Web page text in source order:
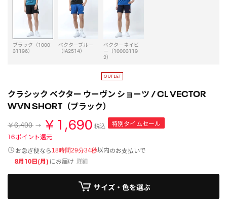
ブラック（1000
31196）
ベクターブルー
（IA2514）
ベクターネイビ
ー（10003119
2）
クラシック ベクター ウーヴン ショーツ / CL VECTOR
WVN SHORT（ブラック）
￥6,490 ￥1,690 税込
特別タイムセール
16ポイント還元
お急ぎ便なら 18時間29分34秒以内のお支払いで
8月10日(月) にお届け 詳細
サイズ・色を選ぶ